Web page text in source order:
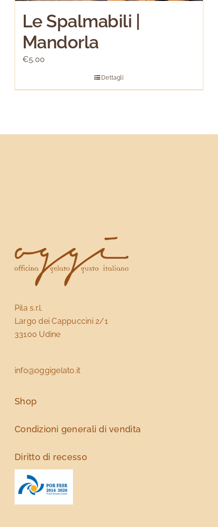
Le Spalmabili |
Mandorla
€5.00
Dettagli
Pila s.r.l.
Largo dei Cappuccini 2/1
33100 Udine
info@oggigelato.it
Shop
Condizioni generali di vendita
Diritto di recesso